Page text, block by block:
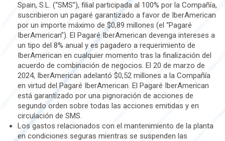
Spain, S.L. (“SMS”), filial participada al 100% por la Compañía,
suscribieron un pagaré garantizado a favor de IberAmerican
por un importe máximo de $0,89 millones (el “Pagaré
IberAmerican”). El Pagaré IberAmerican devenga intereses a
un tipo del 8% anual y es pagadero a requerimiento de
IberAmerican en cualquier momento tras la finalización del
acuerdo de combinación de negocios. El 20 de marzo de
2024, IberAmerican adelantó $0,52 millones a la Compañía
en virtud del Pagaré IberAmerican. El Pagaré IberAmerican
está garantizado por una pignoración de acciones de
segundo orden sobre todas las acciones emitidas y en
circulación de SMS.
Los gastos relacionados con el mantenimiento de la planta
en condiciones seguras mientras se suspenden las